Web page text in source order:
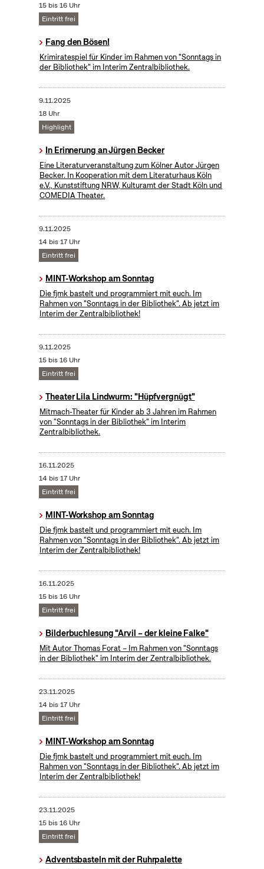
15 bis 16 Uhr
Eintritt frei
Fang den Bösen!
Krimiratespiel für Kinder im Rahmen von "Sonntags in
der Bibliothek" im Interim Zentralbibliothek.
9.11.2025
18 Uhr
Highlight
In Erinnerung an Jürgen Becker
Eine Literaturveranstaltung zum Kölner Autor Jürgen
Becker. In Kooperation mit dem Literaturhaus Köln
e.V., Kunststiftung NRW, Kulturamt der Stadt Köln und
COMEDIA Theater.
9.11.2025
14 bis 17 Uhr
Eintritt frei
MINT-Workshop am Sonntag
Die fjmk bastelt und programmiert mit euch. Im
Rahmen von "Sonntags in der Bibliothek". Ab jetzt im
Interim der Zentralbibliothek!
9.11.2025
15 bis 16 Uhr
Eintritt frei
Theater Lila Lindwurm: "Hüpfvergnügt"
Mitmach-Theater für Kinder ab 3 Jahren im Rahmen
von "Sonntags in der Bibliothek" im Interim
Zentralbibliothek.
16.11.2025
14 bis 17 Uhr
Eintritt frei
MINT-Workshop am Sonntag
Die fjmk bastelt und programmiert mit euch. Im
Rahmen von "Sonntags in der Bibliothek". Ab jetzt im
Interim der Zentralbibliothek!
16.11.2025
15 bis 16 Uhr
Eintritt frei
Bilderbuchlesung "Arvil – der kleine Falke"
Mit Autor Thomas Forat – Im Rahmen von "Sonntags
in der Bibliothek" im Interim der Zentralbibliothek.
23.11.2025
14 bis 17 Uhr
Eintritt frei
MINT-Workshop am Sonntag
Die fjmk bastelt und programmiert mit euch. Im
Rahmen von "Sonntags in der Bibliothek". Ab jetzt im
Interim der Zentralbibliothek!
23.11.2025
15 bis 16 Uhr
Eintritt frei
Adventsbasteln mit der Ruhrpalette